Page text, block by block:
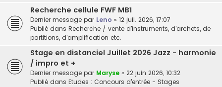
Recherche cellule FWF MB1
Dernier message par Leno « 12 juil. 2026, 17:07
Publié dans Recherche / vente d'instruments, d'archets, de
partitions, d'amplification etc.
Stage en distanciel Juillet 2026 Jazz - harmonie
/ impro et +
Dernier message par Maryse « 22 juin 2026, 10:32
Publié dans Etudes : Concours d'entrée - Stages